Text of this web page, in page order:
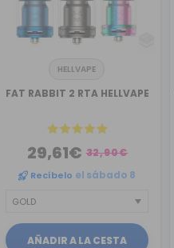
HELLVAPE
FAT RABBIT 2 RTA HELLVAPE
29,61€ 32,90€
Recíbelo el sábado 8
AÑADIR A LA CESTA